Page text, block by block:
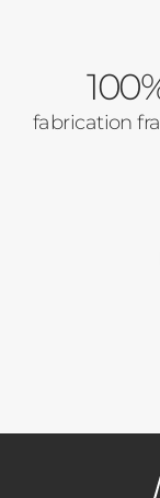
Code Postal des
fabrication